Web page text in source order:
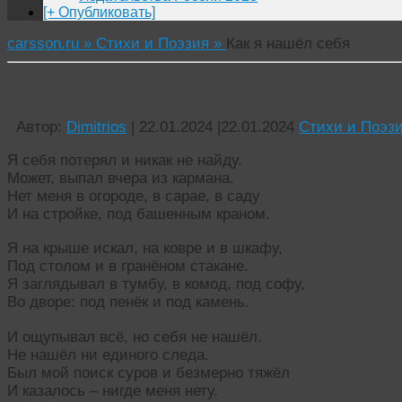
[+ Опубликовать]
carsson.ru » Стихи и Поэзия » Как я нашёл себя
Автор: Dimitrios | 22.01.2024 |22.01.2024 Стихи и
Я себя потерял и никак не найду.
Может, выпал вчера из кармана.
Нет меня в огороде, в сарае, в саду
И на стройке, под башенным краном.
Я на крыше искал, на ковре и в шкафу,
Под столом и в гранёном стакане.
Я заглядывал в тумбу, в комод, под софу,
Во дворе: под пенёк и под камень.
И ощупывал всё, но себя не нашёл.
Не нашёл ни единого следа.
Был мой поиск суров и безмерно тяжёл
И казалось – нигде меня нету.